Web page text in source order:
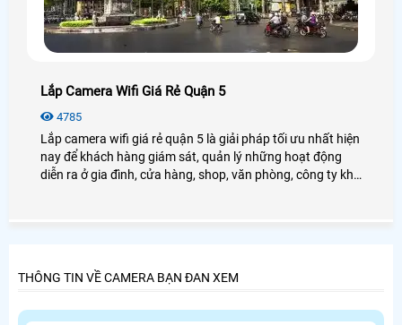
Lắp Camera Wifi Giá Rẻ Quận 5
4785
Lắp camera wifi giá rẻ quận 5 là giải pháp tối ưu nhất hiện
nay để khách hàng giám sát, quản lý những hoạt động
diễn ra ở gia đình, cửa hàng, shop, văn phòng, công ty khi
THÔNG TIN VỀ CAMERA BẠN ĐAN XEM